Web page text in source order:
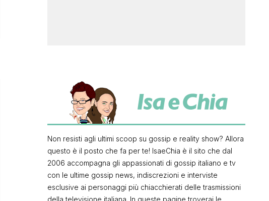
Non resisti agli ultimi scoop su gossip e reality show? Allora
questo è il posto che fa per te! IsaeChia è il sito che dal
2006 accompagna gli appassionati di gossip italiano e tv
con le ultime gossip news, indiscrezioni e interviste
esclusive ai personaggi più chiacchierati delle trasmissioni
della televisione italiana. In queste pagine troverai le